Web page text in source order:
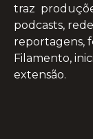
traz
podcasts,
reportagens,
Filamento,
extensão.